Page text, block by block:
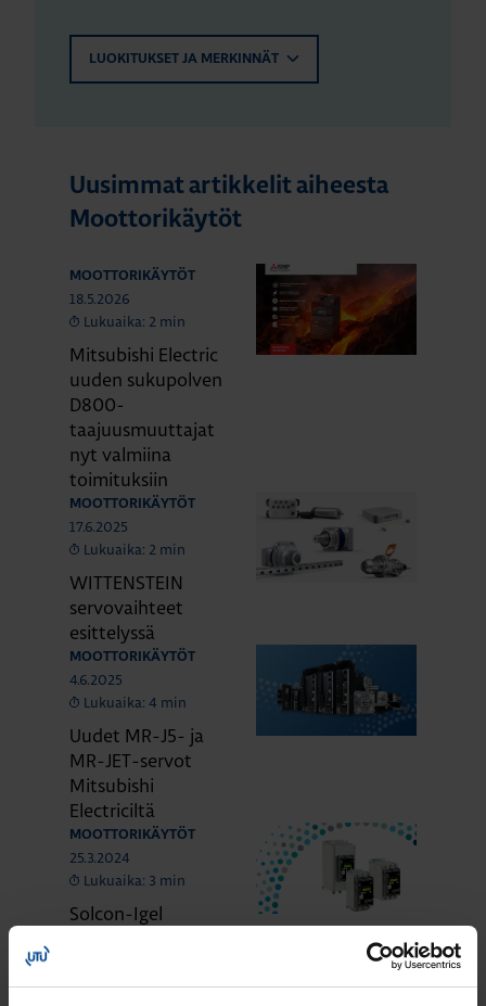
LUOKITUKSET JA MERKINNÄT
Uusimmat artikkelit aiheesta
Moottorikäytöt
MOOTTORIKÄYTÖT
18.5.2026
Lukuaika: 2 min
Mitsubishi Electric
uuden sukupolven
D800-
taajuusmuuttajat
nyt valmiina
toimituksiin
MOOTTORIKÄYTÖT
17.6.2025
Lukuaika: 2 min
WITTENSTEIN
servovaihteet
esittelyssä
MOOTTORIKÄYTÖT
4.6.2025
Lukuaika: 4 min
Uudet MR-J5- ja
MR-JET-servot
Mitsubishi
Electriciltä
MOOTTORIKÄYTÖT
25.3.2024
Lukuaika: 3 min
Solcon-Igel
tuotevalikoimassamme